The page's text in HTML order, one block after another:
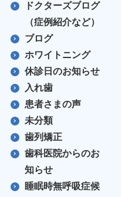
ドクターズブログ
（症例紹介など）
ブログ
ホワイトニング
休診日のお知らせ
入れ歯
患者さまの声
未分類
歯列矯正
歯科医院からのお
知らせ
睡眠時無呼吸症候